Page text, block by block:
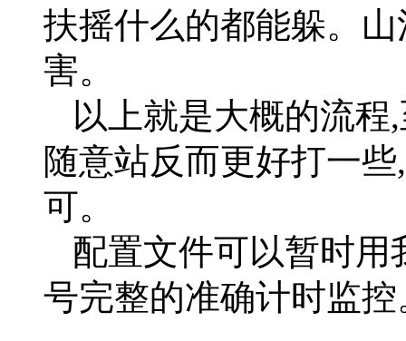
扶摇什么的都能躲。
害。
以上就是大概的流
随意站反而更好打一
可。
配置文件可以暂时用
号完整的准确计时监控